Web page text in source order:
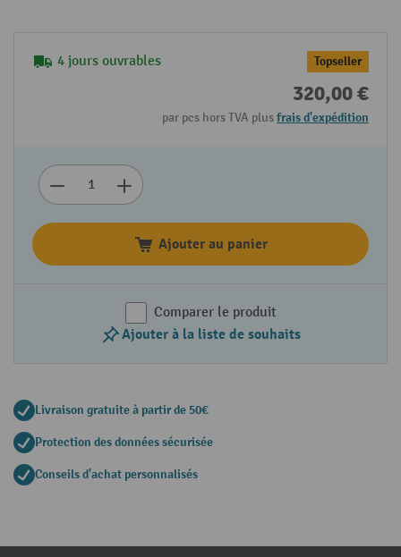
4 jours ouvrables Topseller
320,00 €
par pcs hors TVA plusfrais d'expédition
Ajouter au panier
Comparer le produit
Ajouter à la liste de souhaits
Livraison gratuite à partir de 50€
Protection des données sécurisée
Conseils d'achat personnalisés